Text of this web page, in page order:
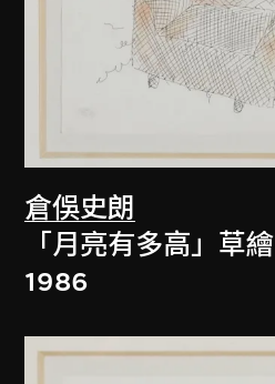
倉俁史朗
「月亮有多高」草繪
1986